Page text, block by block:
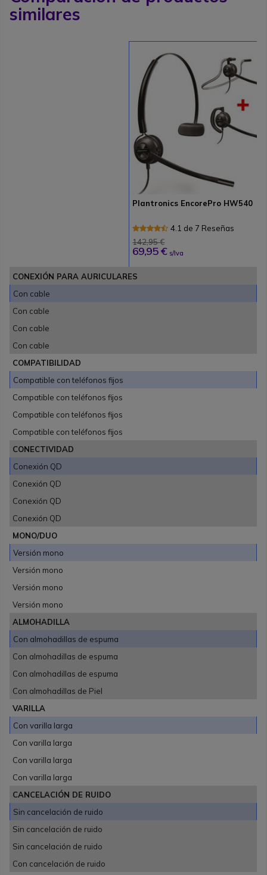
similares
Plantronics EncorePro HW540
4.1 de 7 Reseñas
142,95 €
69,95 € s/Iva
CONEXIÓN PARA AURICULARES
Con cable
Con cable
Con cable
Con cable
COMPATIBILIDAD
Compatible con teléfonos fijos
Compatible con teléfonos fijos
Compatible con teléfonos fijos
Compatible con teléfonos fijos
CONECTIVIDAD
Conexión QD
Conexión QD
Conexión QD
Conexión QD
MONO/DUO
Versión mono
Versión mono
Versión mono
Versión mono
ALMOHADILLA
Con almohadillas de espuma
Con almohadillas de espuma
Con almohadillas de espuma
Con almohadillas de Piel
VARILLA
Con varilla larga
Con varilla larga
Con varilla larga
Con varilla larga
CANCELACIÓN DE RUIDO
Sin cancelación de ruido
Sin cancelación de ruido
Sin cancelación de ruido
Con cancelación de ruido